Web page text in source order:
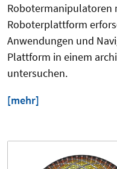
Robotermanipulatoren
Roboterplattform
Anwendungen und
Plattform in einem
untersuchen.
[mehr]